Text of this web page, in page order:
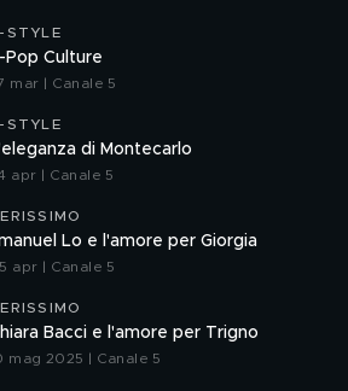
STYLE
Pop Culture
mar | Canale 5
STYLE
di Montecarlo
apr | Canale 5
Lo e l'amore per Giorgia
apr | Canale 5
Bacci e l'amore per Trigno
mag 2025 | Canale 5